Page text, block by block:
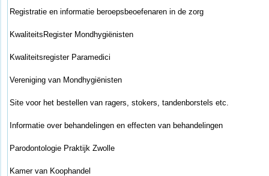
Registratie en informatie beroepsbeoefenaren in de zorg
KwaliteitsRegister Mondhygiënisten
Kwaliteitsregister Paramedici
Vereniging van Mondhygiënisten
Site voor het bestellen van ragers, stokers, tandenborstels etc.
Informatie over behandelingen en effecten van behandelingen
Parodontologie Praktijk Zwolle
Kamer van Koophandel